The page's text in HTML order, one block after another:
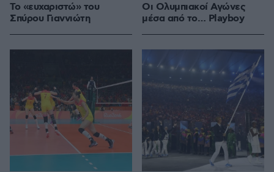
Το «ευχαριστώ» του
Σπύρου Γιαννιώτη
Οι Ολυμπιακοί Αγώνες
μέσα από το… Playboy